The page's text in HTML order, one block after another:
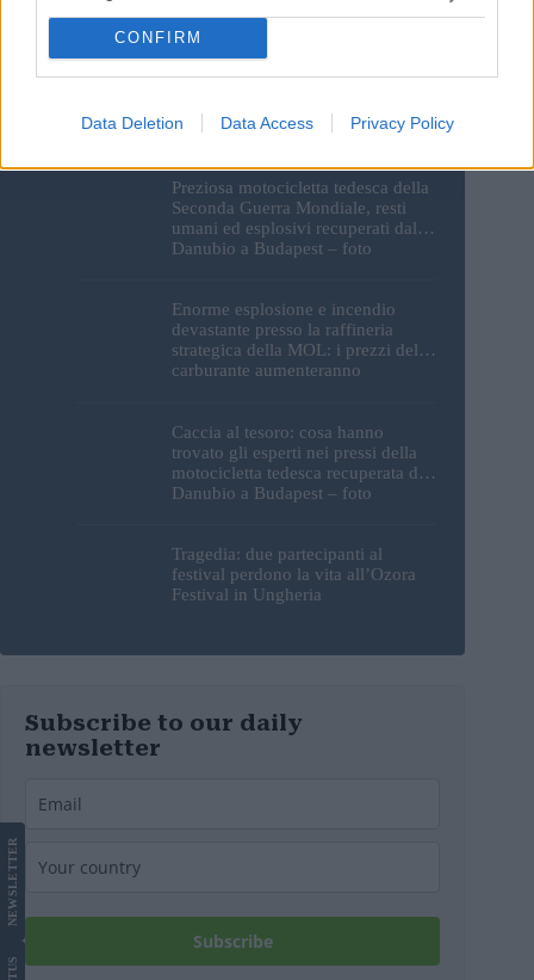
CONFIRM
Data Deletion Data Access Privacy Policy
I monumenti di Budapest
della Cittadella verranno spente
Preziosa motocicletta tedesca della
Seconda Guerra Mondiale, resti
umani ed esplosivi recuperati dal
Danubio a Budapest – foto
Enorme esplosione e incendio
devastante presso la raffineria
strategica della MOL: i prezzi del
carburante aumenteranno
Caccia al tesoro: cosa hanno
trovato gli esperti nei pressi della
motocicletta tedesca recuperata dal
Danubio a Budapest – foto
Tragedia: due partecipanti al
festival perdono la vita all’Ozora
Festival in Ungheria
Subscribe to our daily
newsletter
Subscribe
US
NEWS
LETTER